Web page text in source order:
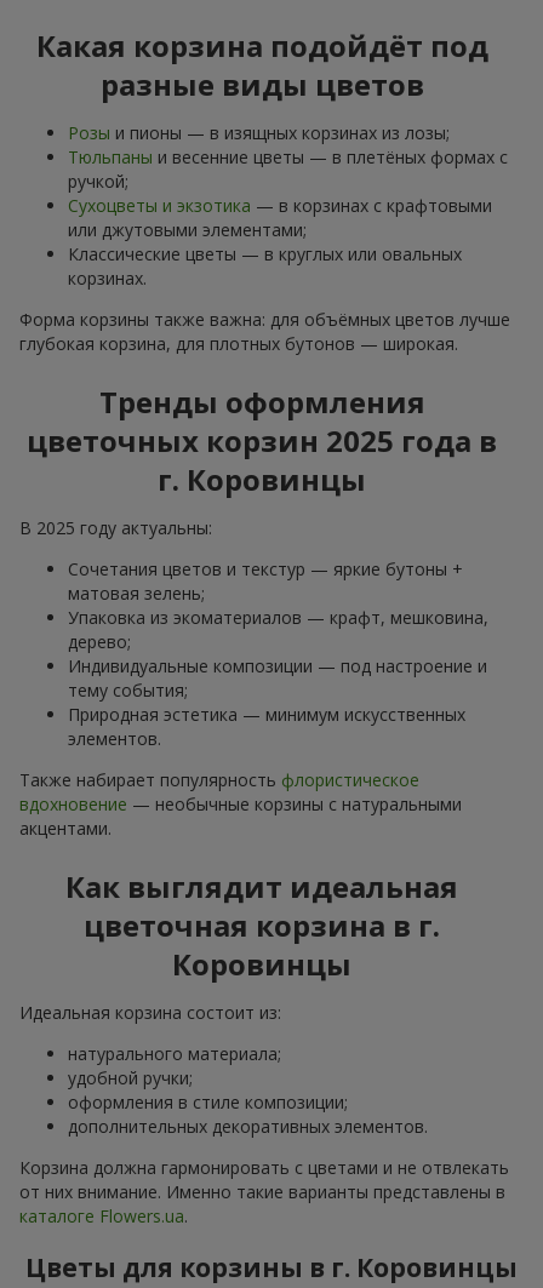
Какая корзина подойдёт под
разные виды цветов
Розы и пионы — в изящных корзинах из лозы;
Тюльпаны и весенние цветы — в плетёных формах с
ручкой;
Сухоцветы и экзотика — в корзинах с крафтовыми
или джутовыми элементами;
Классические цветы — в круглых или овальных
корзинах.
Форма корзины также важна: для объёмных цветов лучше
глубокая корзина, для плотных бутонов — широкая.
Тренды оформления
цветочных корзин 2025 года в
г. Коровинцы
В 2025 году актуальны:
Сочетания цветов и текстур — яркие бутоны +
матовая зелень;
Упаковка из экоматериалов — крафт, мешковина,
дерево;
Индивидуальные композиции — под настроение и
тему события;
Природная эстетика — минимум искусственных
элементов.
Также набирает популярность флористическое
вдохновение — необычные корзины с натуральными
акцентами.
Как выглядит идеальная
цветочная корзина в г.
Коровинцы
Идеальная корзина состоит из:
натурального материала;
удобной ручки;
оформления в стиле композиции;
дополнительных декоративных элементов.
Корзина должна гармонировать с цветами и не отвлекать
от них внимание. Именно такие варианты представлены в
каталоге Flowers.ua.
Цветы для корзины в г. Коровинцы